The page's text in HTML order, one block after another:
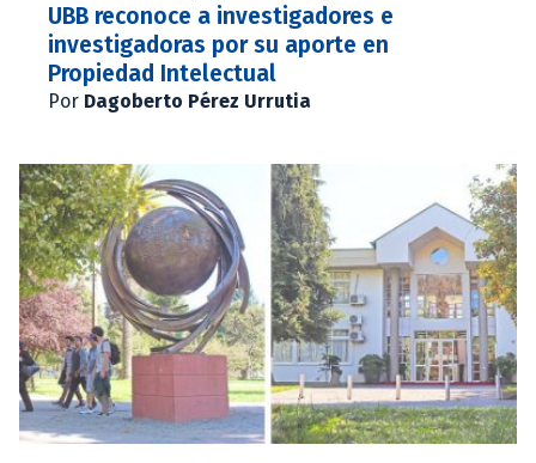
UBB reconoce a investigadores e
investigadoras por su aporte en
Propiedad Intelectual
Por Dagoberto Pérez Urrutia